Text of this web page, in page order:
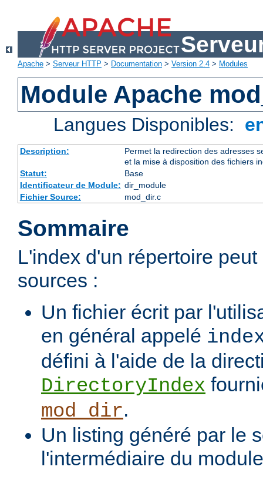
Apache > Serveur HTTP > Documentation > Version 2.4 > Modules
Module Apache
Langues Disponibles:
Description:
Permet la redirection des adresses
et la mise à disposition des fichiers
Statut:
Base
Identificateur de Module: dir_module
Fichier Source:
mod_dir.c
Sommaire
L'index d'un répertoire
sources :
Un fichier écrit par
en général appelé
défini à l'aide de la
DirectoryIndex
mod_dir.
Un listing généré par le
l'intermédiaire du